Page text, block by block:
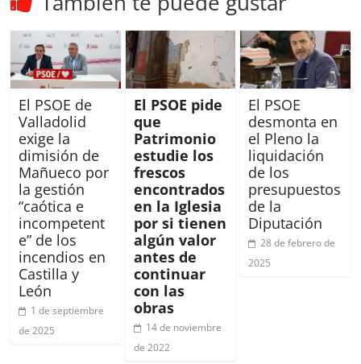
El PSOE de
Valladolid
exige la
dimisión de
Mañueco por
la gestión
“caótica e
incompetent
e” de los
incendios en
Castilla y
León
1 de septiembre
de 2025
El PSOE pide
que
Patrimonio
estudie los
frescos
encontrados
en la Iglesia
por si tienen
algún valor
antes de
continuar
con las
obras
14 de noviembre
de 2022
El PSOE
desmonta en
el Pleno la
liquidación
de los
presupuestos
de la
Diputación
28 de febrero de
2025